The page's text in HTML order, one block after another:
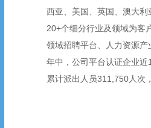
西亚、美国、英国、澳大
20+个细分行业及领域为客
领域招聘平台、人力资源
年中，公司平台认证企业
累计派出人员311,750人次